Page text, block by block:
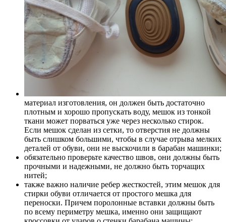
материал изготовления, он должен быть достаточно
плотным и хорошо пропускать воду, мешок из тонкой
ткани может порваться уже через несколько стирок.
Если мешок сделан из сетки, то отверстия не должны
быть слишком большими, чтобы в случае отрыва мелких
деталей от обуви, они не выскочили в барабан машинки;
обязательно проверьте качество швов, они должны быть
прочными и надежными, не должно быть торчащих
нитей;
также важно наличие ребер жесткостей, этим мешок для
стирки обуви отличается от простого мешка для
переноски. Причем поролонные вставки должны быть
по всему периметру мешка, именно они защищают